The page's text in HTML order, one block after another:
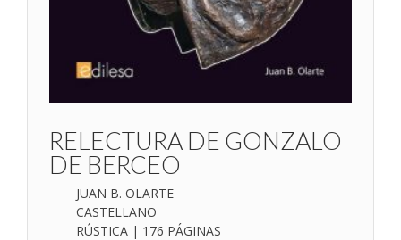
RELECTURA DE GONZALO
DE BERCEO
JUAN B. OLARTE
CASTELLANO
RÚSTICA | 176 PÁGINAS